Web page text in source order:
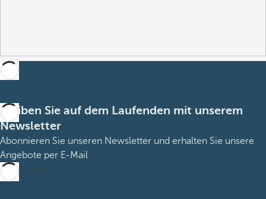
Bleiben Sie auf dem Laufenden mit unserem
Newsletter
Abonnieren Sie unseren Newsletter und erhalten Sie unsere
Angebote per E-Mail
Abonnieren